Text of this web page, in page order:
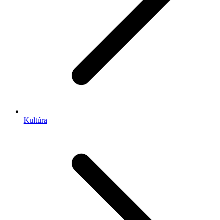
Kultúra